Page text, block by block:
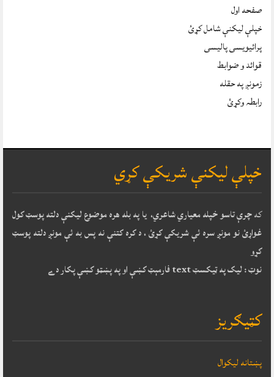
صفحه اول
خپلې ليکنې شامل کړئ
پرائیویسی پالیسی
قوائد و ضوابط
زمونږ په حقله
رابطہ وکړئ
خپلې ليکنې شريکې کړي
کهچرې تاسو خپله معياري شاعري، يا په بله هره موضوع ليکنې دلته پوسټ کول
غواړئ نو مونږ سره ئې شريکې کړئ ، د کره کتنې نه پس به ئې مونږ دلته پوسټ
کړو
نوټ : ليک په ټيکسټ text فارمېټ کښې او په پښټو کښې پکار دے
کټيګريز
پښتانه ليکوال